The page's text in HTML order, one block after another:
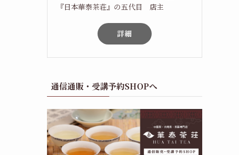
『日本華泰茶荘』の五代目 店主
詳細
通信通販・受講予約SHOPへ